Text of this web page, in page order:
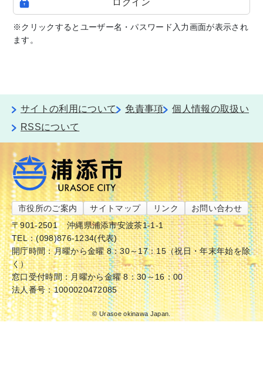
※クリックするとユーザー名・パスワード入力画面が表示され
ます。
サイトの利用について 免責事項
個人情報の取扱い
RSSについて
市役所のご案内 サイトマップ リンク
お問い合わせ
〒901-2501
沖縄県浦添市安波茶1-1-1
TEL：(098)876-1234(代表)
開庁時間：月曜から金曜 8：30～17：15（祝日・年末年始を除
く）
窓口受付時間：月曜から金曜 8：30～16：00
法人番号：1000020472085
© Urasoe okinawa Japan.